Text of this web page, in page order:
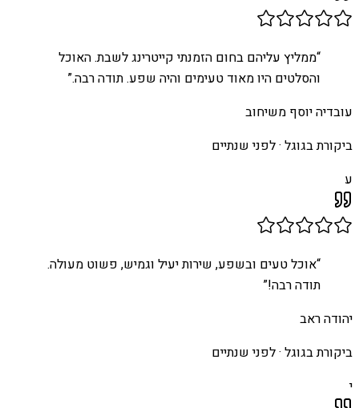
“ממליץ עליהם בחום הזמנתי קייטרינג לשבת. האוכל
והסלטים היו מאוד טעימים והיה שפע. תודה רבה.”
עובדיה יוסף משיחוב
ביקורת בגוגל ·לפני שנתיים
ע
“אוכל טעים ובשפע, שירות יעיל וגמיש, פשוט מעולה.
תודה רבה!”
יהודה ראב
ביקורת בגוגל ·לפני שנתיים
י